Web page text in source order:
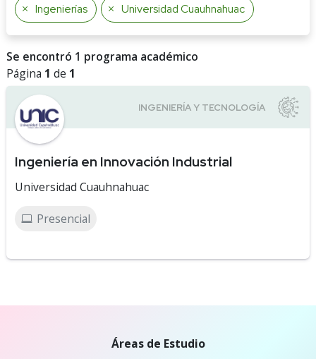
Ingenierías Universidad Cuauhnahuac
Se encontró 1 programa académico
Página 1 de 1
Ingeniería en Innovación Industrial
Universidad Cuauhnahuac
Presencial
Áreas de Estudio